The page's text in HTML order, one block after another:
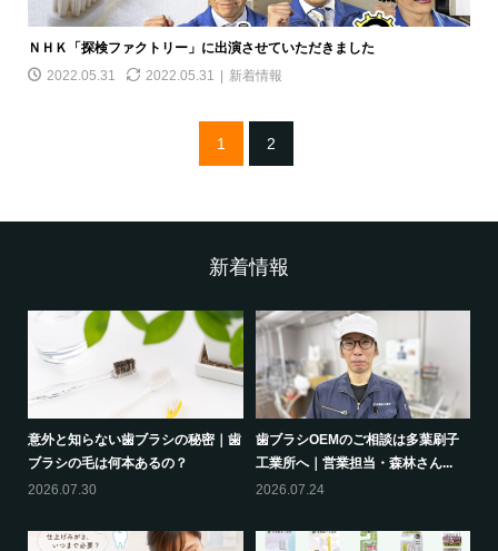
ＮＨＫ「探検ファクトリー」に出演させていただきました
2022.05.31
2022.05.31 新着情報
1 2
新着情報
意外と知らない歯ブラシの秘密｜歯
ブラシの毛は何本あるの？
2026.07.30
歯ブラシOEMのご相談は多葉刷子
工業所へ｜営業担当・森林さん...
2026.07.24